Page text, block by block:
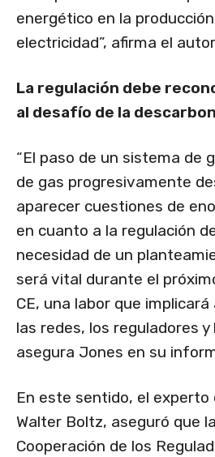
energético en la
electricidad”, afirma el
La regulación debe
al desafío de la
“El paso de un sistema de
de gas progresivamente
aparecer cuestiones de
en cuanto a la regulación
necesidad de un
será vital durante el
CE, una labor que
las redes, los reguladores y
asegura Jones en su
En este sentido, el experto
Walter Boltz, aseguró que
Cooperación de los